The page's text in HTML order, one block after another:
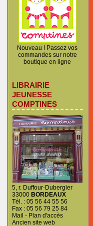
Nouveau ! Passez vos
commandes sur notre
boutique en ligne
LIBRAIRIE
JEUNESSE
COMPTINES
5, r. Duffour-Dubergier
33000 BORDEAUX
Tél. : 05 56 44 55 56
Fax : 05 56 79 25 84
Mail - Plan d'accès
Ancien site web